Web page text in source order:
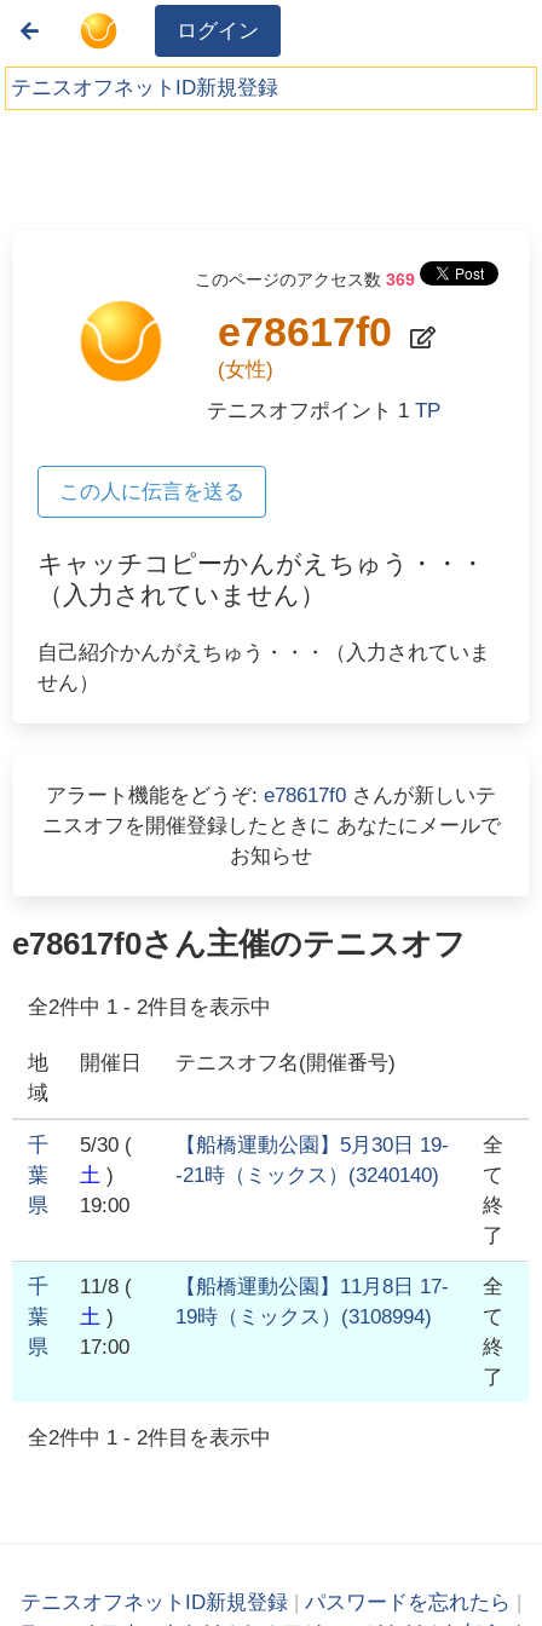
ログイン
テニスオフネットID新規登録
このページのアクセス数369
e78617f0
(女性)
テニスオフポイント 1 TP
この人に伝言を送る
キャッチコピーかんがえちゅう・・・
（入力されていません）
自己紹介かんがえちゅう・・・（入力されていま
せん）
アラート機能をどうぞ: e78617f0 さんが新しいテ
ニスオフを開催登録したときに あなたにメールで
お知らせ
e78617f0さん主催のテニスオフ
全2件中 1- 2件目を表示中
地
域
開催日 テニスオフ名(開催番号)
千
葉
県
5/30(
土 )
19:00
【船橋運動公園】5月30日 19-
-21時（ミックス） (3240140)
全
て
終
了
千
葉
県
11/8(
土 )
17:00
【船橋運動公園】11月8日 17-
19時（ミックス） (3108994)
全
て
終
了
全2件中 1- 2件目を表示中
テニスオフネットID新規登録 パスワードを忘れたら